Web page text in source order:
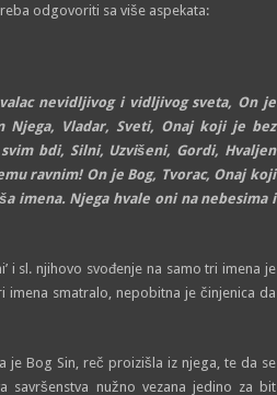
odgovoriti sa više aspekata:
nevidljivog i vidljivog sveta, On je
Njega, Vladar, Sveti, Onaj koji je bez
bdi, Silni, Uzvišeni, Gordi, Hvaljen
ravnim! On je Bog, Tvorac, Onaj koji
imena. Njega hvale oni na nebesima i
i sl. njihovo svođenje na samo tri imena je
smatralo, nepobitna je činjenica da
je Bog Sin, reč proizišla iz njega, te da se
savršenstva nužno vezana jedino za bit